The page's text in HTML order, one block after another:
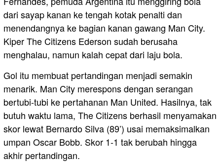
dari sayap kanan ke tengah kotak penalti dan
menendangnya ke bagian kanan gawang Man City.
Kiper The Citizens Ederson sudah berusaha
menghalau, namun kalah cepat dari laju bola.
Gol itu membuat pertandingan menjadi semakin
menarik. Man City merespons dengan serangan
bertubi-tubi ke pertahanan Man United. Hasilnya, tak
butuh waktu lama, The Citizens berhasil menyamakan
skor lewat Bernardo Silva (89’) usai memaksimalkan
umpan Oscar Bobb. Skor 1-1 tak berubah hingga
akhir pertandingan.